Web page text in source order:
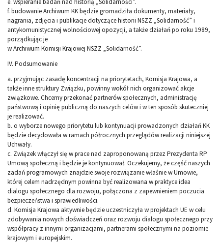
e. wspieranie badań nad historią „Solidarności”.
f. budowanie Archiwum KK będzie gromadziła dokumenty, materiały,
nagrania, zdjęcia i publikacje dotyczące historii NSZZ „Solidarność” i
antykomunistycznej wolnościowej opozycji, a także działań po roku 1989,
porządkując je
w Archiwum Komisji Krajowej NSZZ „Solidarność”.
IV. Podsumowanie
a. przyjmując zasadę koncentracji na priorytetach, Komisja Krajowa, a
także inne struktury Związku, powinny wokół nich organizować akcje
związkowe. Chcemy przekonać partnerów społecznych, administrację
państwową i opinię publiczną do naszych celów i w ten sposób skuteczniej
je realizować.
b. o wyborze nowego priorytetu lub kontynuacji prowadzonych działań KK
będzie decydowała w ramach półrocznych przeglądów realizacji niniejszej
Uchwały.
c. Związek włączył się w prace nad zaproponowaną przez Prezydenta RP
Umową społeczną i będzie je kontynuował. Oczekujemy, że część naszych
zadań programowych znajdzie swoje rozwiązanie właśnie w Umowie,
której celem nadrzędnym powinna być realizowana w praktyce idea
dialogu społecznego dla rozwoju, połączona z zapewnieniem poczucia
bezpieczeństwa i sprawiedliwości.
d. Komisja Krajowa aktywnie będzie uczestniczyła w projektach UE w celu
zdobywania nowych doświadczeń oraz rozwoju dialogu społecznego przy
współpracy z innymi organizacjami, partnerami społecznymi na poziomie
krajowym i europejskim.